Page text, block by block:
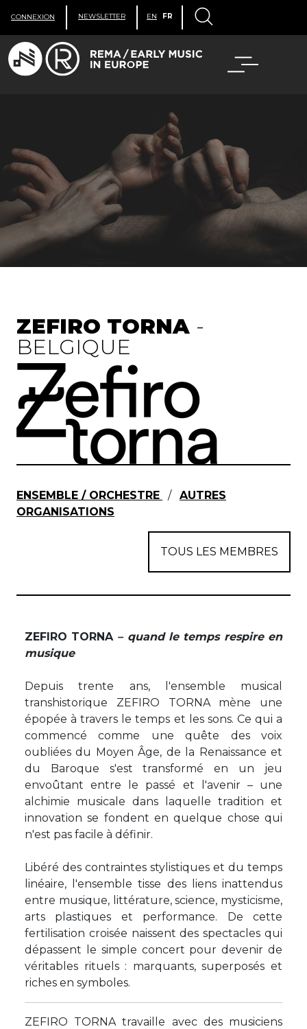
CONNEXION NEWSLETTER EN FR
ZEFIRO TORNA -
BELGIQUE
ENSEMBLE / ORCHESTRE / AUTRES
ORGANISATIONS
TOUS LES MEMBRES
ZEFIRO TORNA– quand le temps respire en
musique
Depuis trente ans, l'ensemble musical
transhistorique ZEFIRO TORNA mène une
épopée à travers le temps et les sons. Ce qui a
commencé comme une quête des voix
oubliées du Moyen Âge, de la Renaissance et
du Baroque s'est transformé en un jeu
envoûtant entre le passé et l'avenir – une
alchimie musicale dans laquelle tradition et
innovation se fondent en quelque chose qui
n'est pas facile à définir.
Libéré des contraintes stylistiques et du temps
linéaire, l'ensemble tisse des liens inattendus
entre musique, littérature, science, mysticisme,
arts plastiques et performance. De cette
fertilisation croisée naissent des spectacles qui
dépassent le simple concert pour devenir de
véritables rituels : marquants, superposés et
riches en symboles.
ZEFIRO TORNA travaille avec des musiciens